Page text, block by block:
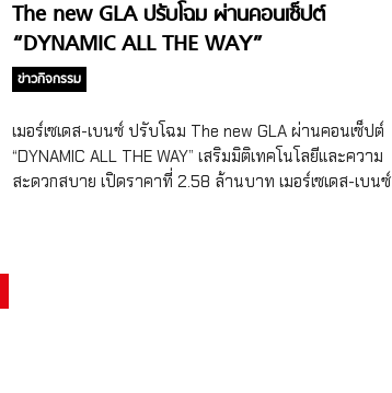
The new GLA ปรับโฉม ผ่านคอนเซ็ปต์
“DYNAMIC ALL THE WAY”
ข่าวกิจกรรม
เมอร์เซเดส-เบนซ์ ปรับโฉม The new GLA ผ่านคอนเซ็ปต์
“DYNAMIC ALL THE WAY” เสริมมิติเทคโนโลยีและความ
สะดวกสบาย เปิดราคาที่ 2.58 ล้านบาท เมอร์เซเดส-เบนซ์